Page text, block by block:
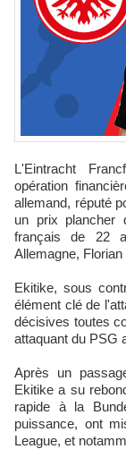
L'Eintracht Francfort pourrait bien réaliser une nouvelle
opération
allemand, réputé
un prix plancher
français de 22
Allemagne, Florian
Ekitike, sous
élément clé de
décisives toutes
attaquant du PSG
Après un
Ekitike a su
rapide à la
puissance, ont
League, et